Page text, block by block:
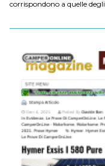
corrispondono a quelle